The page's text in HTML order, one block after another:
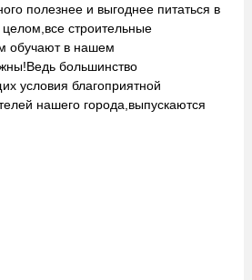
полезнее и выгоднее питаться в
строительные
обучают в нашем
большинство
условия благоприятной
нашего города,выпускаются